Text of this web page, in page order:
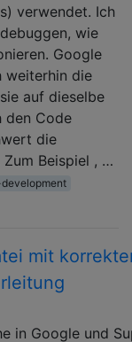
verwendet. Ich
wie
Google
weiterhin die
auf dieselbe
den Code
die
Zum Beispiel , …
mit
in Google und